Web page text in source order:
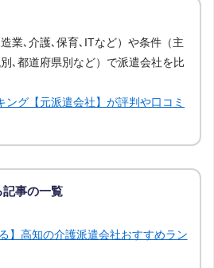
群馬 埼玉
長野 岐阜
業､介護､保育､ITなど）や条件（主
､都道府県別など）で派遣会社を比
ング【元派遣会社】が評判や口コミ
事の一覧
】高知の介護派遣会社おすすめラン